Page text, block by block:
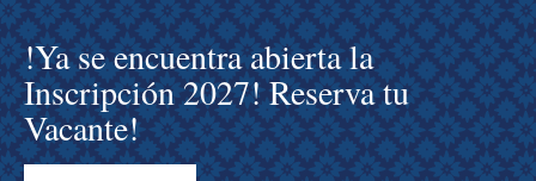
!Ya se encuentra abierta la
Inscripción 2027! Reserva tu
Vacante!